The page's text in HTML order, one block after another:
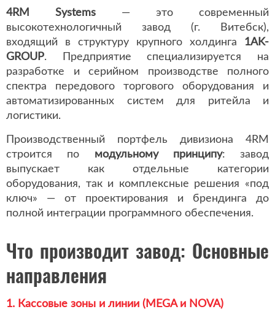
4RM Systems — это современный
высокотехнологичный завод (г. Витебск),
входящий в структуру крупного холдинга 1AK-
GROUP. Предприятие специализируется на
разработке и серийном производстве полного
спектра передового торгового оборудования и
автоматизированных систем для ритейла и
логистики.
Производственный портфель дивизиона 4RM
строится по модульному принципу: завод
выпускает как отдельные категории
оборудования, так и комплексные решения «под
ключ» — от проектирования и брендинга до
полной интеграции программного обеспечения.
Что производит завод: Основные
направления
1. Кассовые зоны и линии (MEGA и NOVA)